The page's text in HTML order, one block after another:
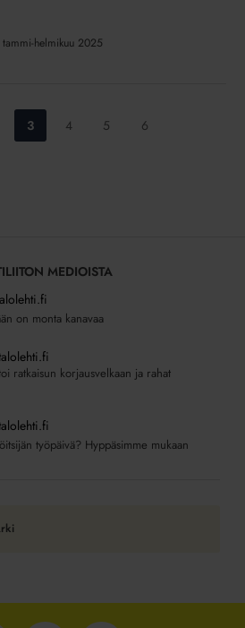
helmikuu 2025
Siirry
sivulle:
3
Siirry
4
Siirry
5
Siirry
6
MEDIOISTA
on monta kanavaa
ratkaisun korjausvelkaan ja rahat
työpäivä? Hyppäsimme mukaan